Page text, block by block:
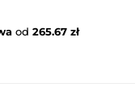
od 265.67 zł